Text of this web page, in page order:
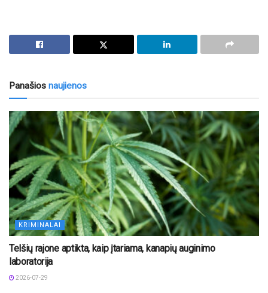
Panašios naujienos
KRIMINALAI
Telšių rajone aptikta, kaip įtariama, kanapių auginimo
laboratorija
2026-07-29